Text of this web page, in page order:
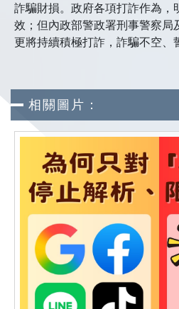
詐騙財損。政府各項打詐作為，
效；但內政部警政署刑事警察局
更將持續積極打詐，詐騙不空、
相關圖片：